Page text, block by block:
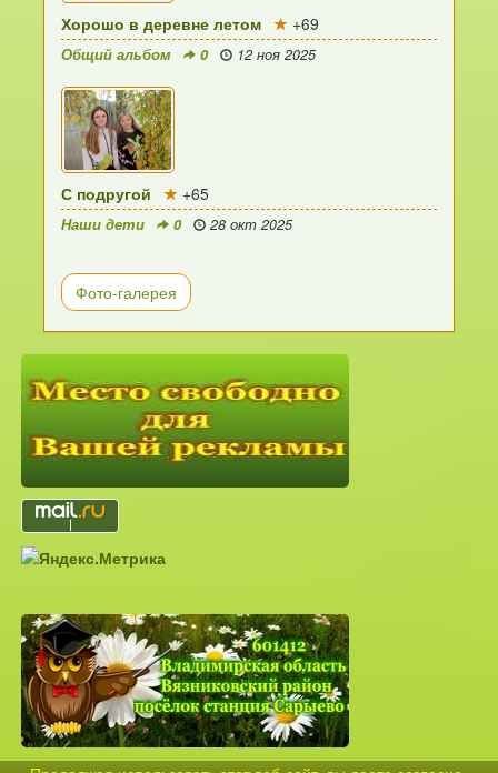
Хорошо в деревне летом +69
Общий альбом 0 12 ноя 2025
С подругой +65
Наши дети 0 28 окт 2025
Фото-галерея